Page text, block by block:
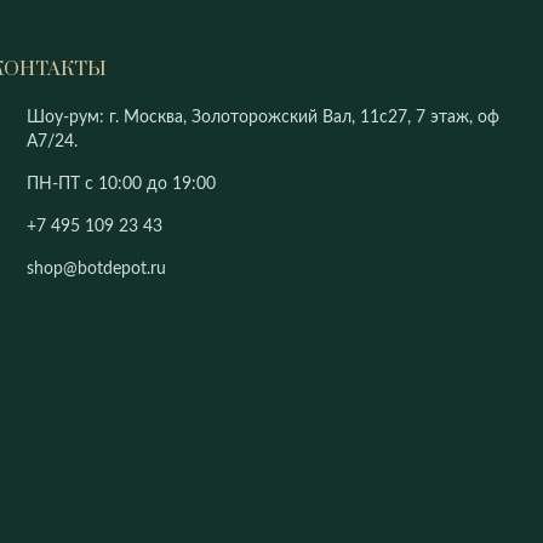
Шоу-рум: г. Москва, Золоторожский Вал, 11с27, 7 этаж, оф
А7/24.
ПН-ПТ с 10:00 до 19:00
+7 495 109 23 43
shop@botdepot.ru